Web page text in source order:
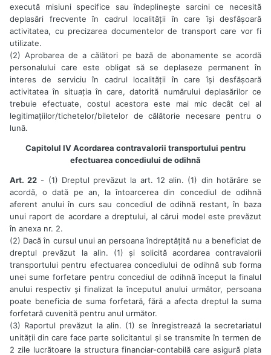
execută misiuni specifice sau îndeplinește sarcini ce necesită
deplasări frecvente în cadrul localității în care își desfășoară
activitatea, cu precizarea documentelor de transport care vor fi
utilizate.
(2) Aprobarea de a călători pe bază de abonamente se acordă
personalului care este obligat să se deplaseze permanent în
interes de serviciu în cadrul localității în care își desfășoară
activitatea în situația în care, datorită numărului deplasărilor ce
trebuie efectuate, costul acestora este mai mic decât cel al
legitimațiilor/tichetelor/biletelor de călătorie necesare pentru o
lună.
Capitolul IV Acordarea contravalorii transportului pentru
efectuarea concediului de odihnă
Art. 22 - (1) Dreptul prevăzut la art. 12 alin. (1) din hotărâre se
acordă, o dată pe an, la întoarcerea din concediul de odihnă
aferent anului în curs sau concediul de odihnă restant, în baza
unui raport de acordare a dreptului, al cărui model este prevăzut
în anexa nr. 2.
(2) Dacă în cursul unui an persoana îndreptățită nu a beneficiat de
dreptul prevăzut la alin. (1) și solicită acordarea contravalorii
transportului pentru efectuarea concediului de odihnă sub forma
unei sume forfetare pentru concediul de odihnă început la finalul
anului respectiv și finalizat la începutul anului următor, persoana
poate beneficia de suma forfetară, fără a afecta dreptul la suma
forfetară cuvenită pentru anul următor.
(3) Raportul prevăzut la alin. (1) se înregistrează la secretariatul
unității din care face parte solicitantul și se transmite în termen de
2 zile lucrătoare la structura financiar-contabilă care asigură plata